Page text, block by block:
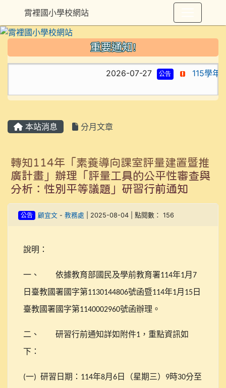
重要通知!
2026-07-27 公告 115學年
本站消息 分月文章
轉知114年「素養導向課室評量建置暨推
廣計畫」辦理「評量工具的公平性審查與
分析：性別平等議題」研習行前通知
公告 顧宜文- 教務處 | 2025-08-04 | 點閱數： 156
說明：
一、 依據教育部國民及學前教育署114年1月 7
日臺教國署國字第1130144806號函暨114年1月 15 日
臺教國署國字第1140002960號函辦理。
二、 研習行前通知詳如附件1 ，重點資訊如
下：
(一) 研習日期： 114年8月 6 日（星期三） 9時30分至
霄裡國小學校網站